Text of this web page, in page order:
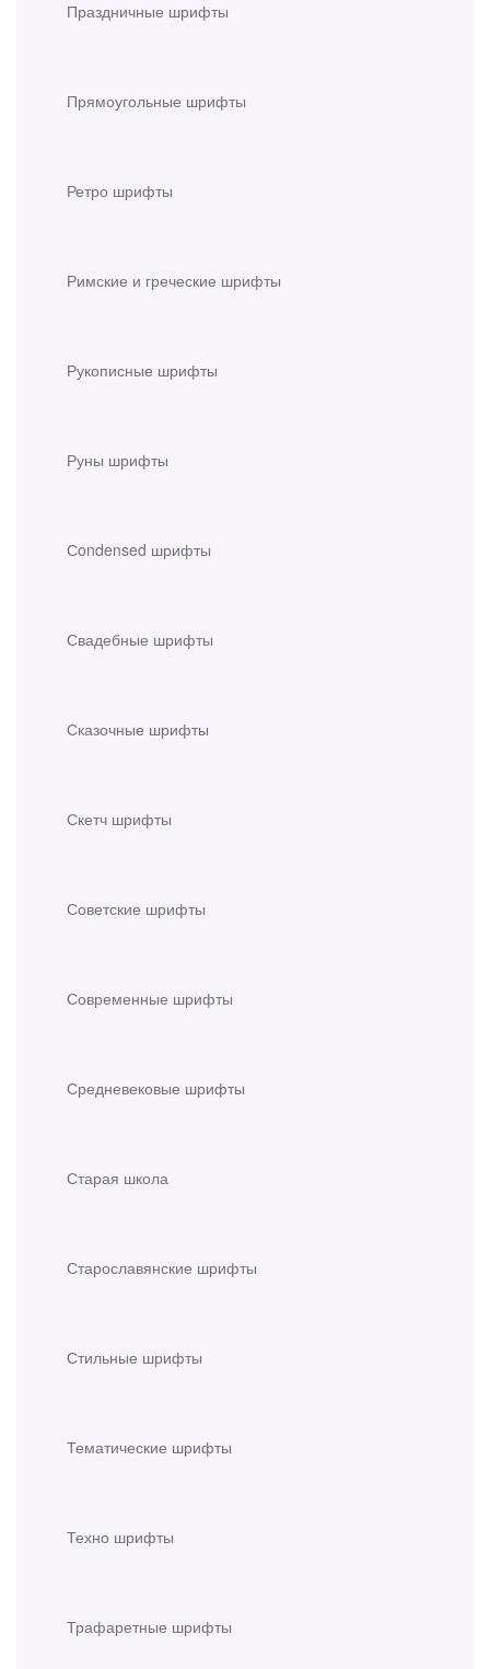
Праздничные шрифты
Прямоугольные шрифты
Ретро шрифты
Римские и греческие шрифты
Рукописные шрифты
Руны шрифты
Сondensed шрифты
Свадебные шрифты
Сказочные шрифты
Скетч шрифты
Советские шрифты
Современные шрифты
Средневековые шрифты
Старая школа
Старославянские шрифты
Стильные шрифты
Тематические шрифты
Техно шрифты
Трафаретные шрифты